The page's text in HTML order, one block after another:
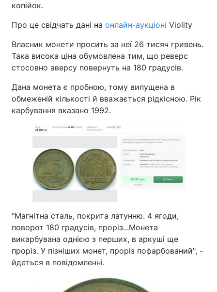
копійок.
Про це свідчать дані на онлайн-аукціоні Violity
Власник монети просить за неї 26 тисяч гривень.
Така висока ціна обумовлена тим, що реверс
стосовно аверсу повернуть на 180 градусів.
Дана монета є пробною, тому випущена в
обмеженій кількості й вважається рідкісною. Рік
карбування вказано 1992.
"Магнітна сталь, покрита латунню. 4 ягоди,
поворот 180 градусів, проріз...Монета
викарбувана однією з перших, в аркуші ще
проріз. У пізніших монет, проріз пофарбований", -
йдеться в повідомленні.